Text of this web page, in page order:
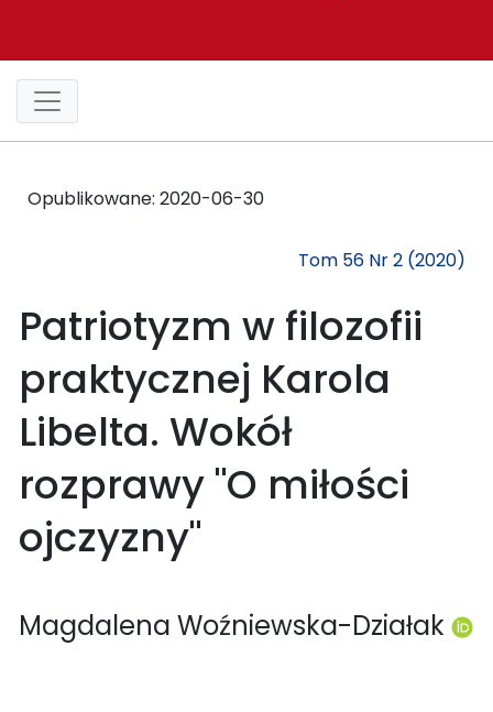
Opublikowane: 2020-06-30
Tom 56 Nr 2 (2020)
Patriotyzm w filozofii
praktycznej Karola
Libelta. Wokół
rozprawy "O miłości
ojczyzny"
Magdalena Woźniewska-Działak